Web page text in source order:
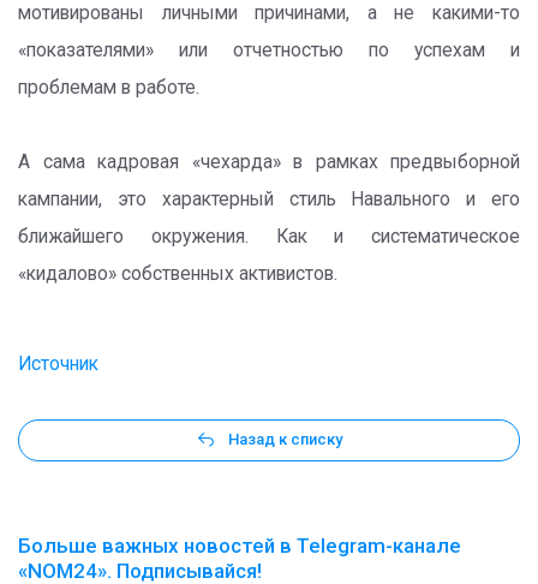
мотивированы личными причинами, а не какими-то
«показателями» или отчетностью по успехам и
проблемам в работе.
А сама кадровая «чехарда» в рамках предвыборной
кампании, это характерный стиль Навального и его
ближайшего окружения. Как и систематическое
«кидалово» собственных активистов.
Источник
Назад к списку
Больше важных новостей в Telegram-канале
«NOM24». Подписывайся!